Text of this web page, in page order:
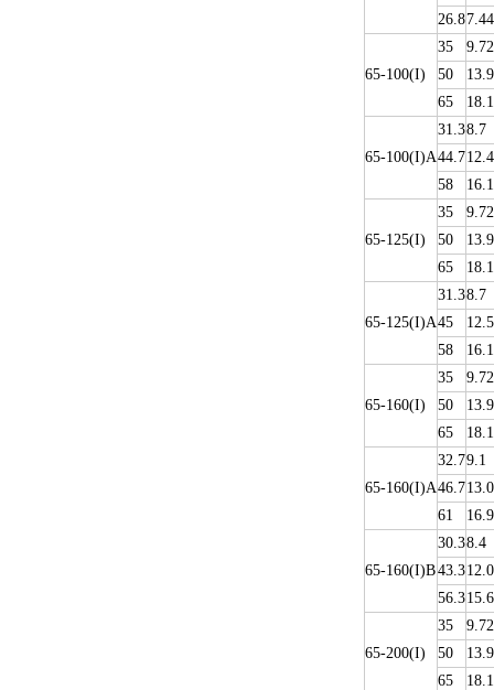
26.87.44
65-100(I)
35
9.72
50
13.9
65
18.1
65-100(I)A
31.38.7
44.712.4
58
16.1
65-125(I)
35
9.72
50
13.9
65
18.1
65-125(I)A
31.38.7
45
12.5
58
16.1
65-160(I)
35
9.72
50
13.9
65
18.1
65-160(I)A
32.79.1
46.713.0
61
16.9
65-160(I)B
30.38.4
43.312.0
56.315.6
65-200(I)
35
9.72
50
13.9
65
18.1